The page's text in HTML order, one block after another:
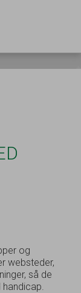
og
websteder,
så de
handicap.